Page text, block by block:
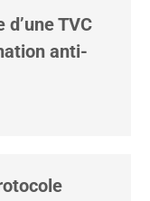
TVC
anti-